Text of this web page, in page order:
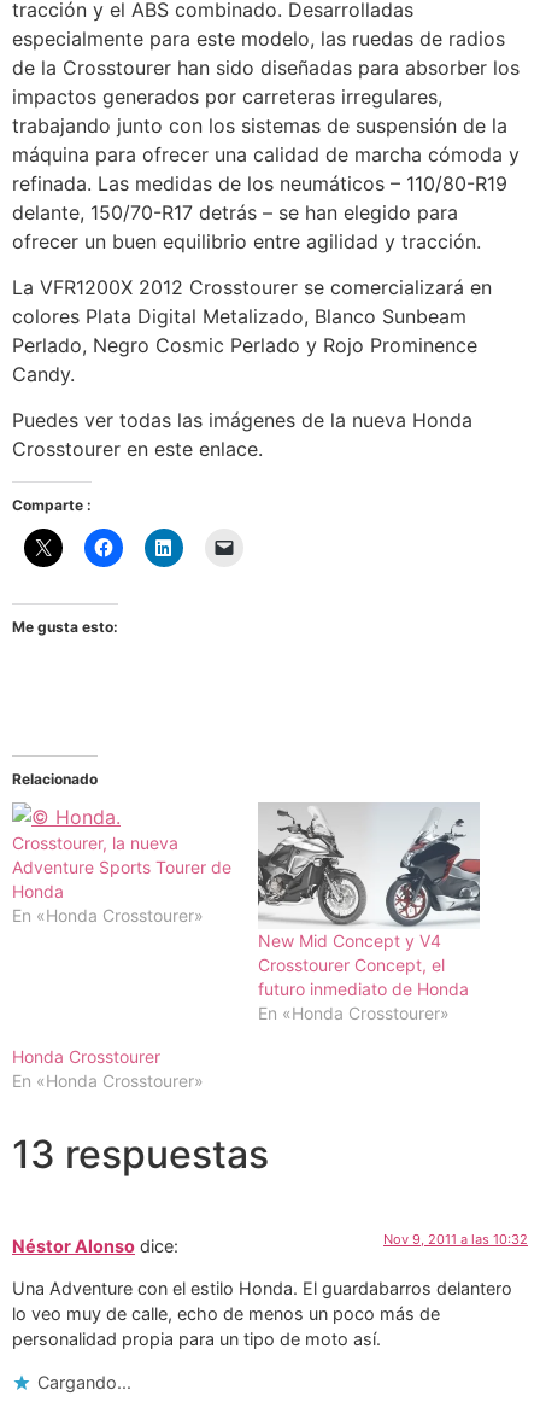
tracción y el ABS combinado. Desarrolladas
especialmente para este modelo, las ruedas de radios
de la Crosstourer han sido diseñadas para absorber los
impactos generados por carreteras irregulares,
trabajando junto con los sistemas de suspensión de la
máquina para ofrecer una calidad de marcha cómoda y
refinada. Las medidas de los neumáticos – 110/80-R19
delante, 150/70-R17 detrás – se han elegido para
ofrecer un buen equilibrio entre agilidad y tracción.
La VFR1200X 2012 Crosstourer se comercializará en
colores Plata Digital Metalizado, Blanco Sunbeam
Perlado, Negro Cosmic Perlado y Rojo Prominence
Candy.
Puedes ver todas las imágenes de la nueva Honda
Crosstourer en este enlace.
Comparte :
Me gusta esto:
Relacionado
Crosstourer, la nueva
Adventure Sports Tourer de
Honda
En «Honda Crosstourer»
New Mid Concept y V4
Crosstourer Concept, el
futuro inmediato de Honda
En «Honda Crosstourer»
Honda Crosstourer
En «Honda Crosstourer»
13 respuestas
Néstor Alonso dice: Nov 9, 2011 a las 10:32
Una Adventure con el estilo Honda. El guardabarros delantero
lo veo muy de calle, echo de menos un poco más de
personalidad propia para un tipo de moto así.
Cargando...